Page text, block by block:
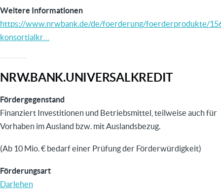
Weitere Informationen
https://www.nrwbank.de/de/foerderung/foerderprodukte/
konsortialkr…
NRW.BANK.UNIVERSALKREDIT
Fördergegenstand
Finanziert Investitionen und Betriebsmittel, teilweise auch für
Vorhaben im Ausland bzw. mit Auslandsbezug.
(Ab 10 Mio. € bedarf einer Prüfung der Förderwürdigkeit)
Förderungsart
Darlehen